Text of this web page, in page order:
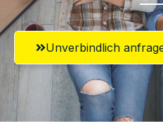
Unverbindlich